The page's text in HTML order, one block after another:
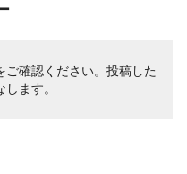
ご確認ください。投稿した
ます。